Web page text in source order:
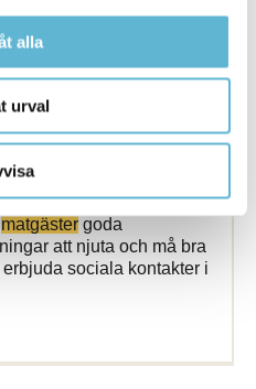
alla
urval
är att främja
matgäster goda
att njuta och må bra
sociala kontakter i